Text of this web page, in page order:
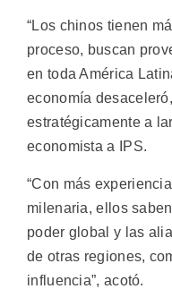
“Los chinos tienen
proceso, buscan
en toda América
economía
estratégicamente a
economista a IPS.
“Con más
milenaria, ellos
poder global y las
de otras regiones,
influencia”, acotó.